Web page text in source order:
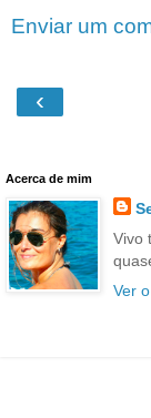
Enviar um
‹
Acerca de mim
Vivo
Ver